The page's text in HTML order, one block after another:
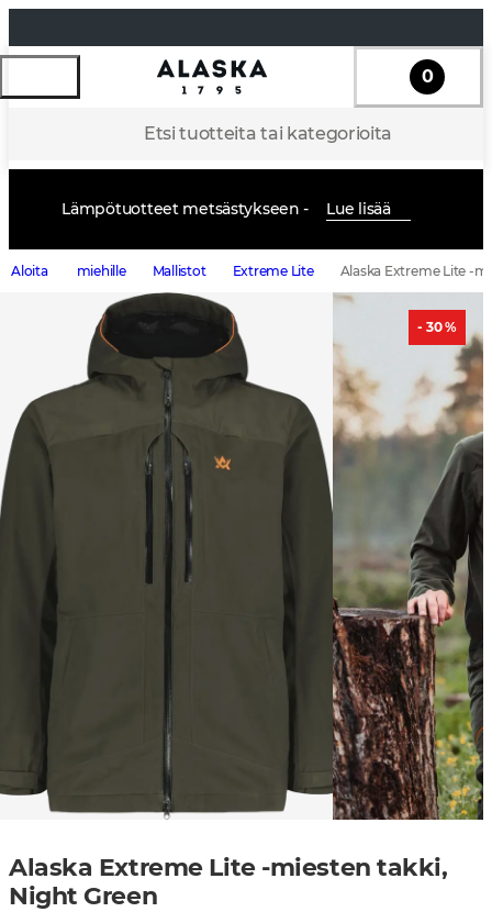
Etsi tuotteita tai kategorioita
0
Lämpötuotteet metsästykseen - Lue lisää
Aloita miehille Mallistot Extreme Lite Alaska Extreme Lite -
- 30 %
Alaska Extreme Lite -miesten takki,
Night Green